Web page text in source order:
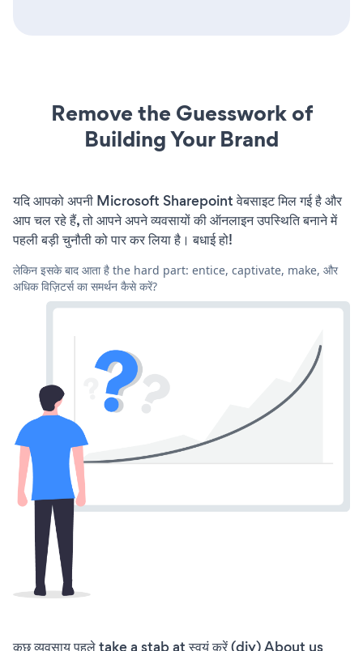
Remove the Guesswork of
Building Your Brand
यदि आपको अपनी Microsoft Sharepoint वेबसाइट मिल गई है और
आप चल रहे हैं, तो आपने अपने व्यवसायों की ऑनलाइन उपस्थिति बनाने में
पहली बड़ी चुनौती को पार कर लिया है। बधाई हो!
लेकिन इसके बाद आता है the hard part: entice, captivate, make, और
अधिक विज़िटर्स का समर्थन कैसे करें?
कुछ व्यवसाय पहले take a stab at स्वयं करें (diy) About us